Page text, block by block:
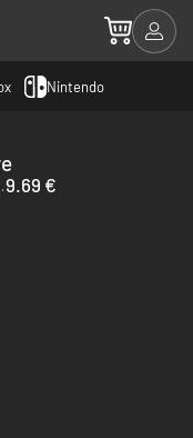
Nintendo
PC (Steam)9.69 €